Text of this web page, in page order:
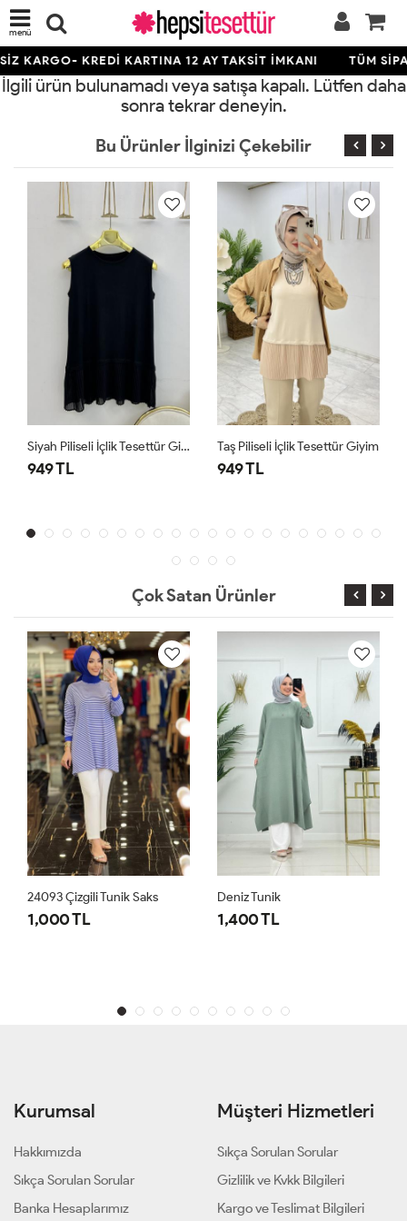
menü
KARGO- KREDİ KARTINA 12 AY TAKSİT İMKANI TÜM
İlgili ürün bulunamadı veya satışa kapalı. Lütfen daha
sonra tekrar deneyin.
Bu Ürünler İlginizi Çekebilir
Siyah Piliseli İçlik Tesettür Giyim
949 TL
Taş Piliseli İçlik Tesettür Giyim
949 TL
Çok Satan Ürünler
24093 Çizgili Tunik Saks
1,000 TL
Deniz Tunik
1,400 TL
Kurumsal
Hakkımızda
Sıkça Sorulan Sorular
Banka Hesaplarımız
Müşteri Hizmetleri
Sıkça Sorulan Sorular
Gizlilik ve Kvkk Bilgileri
Kargo ve Teslimat Bilgileri